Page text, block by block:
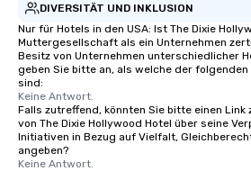
DIVERSITÄT UND INKLUSION
Nur für Hotels in den USA: Ist The Dixie
Muttergesellschaft als ein Unternehmen
Besitz von Unternehmen unterschiedlicher
geben Sie bitte an, als welche der
sind:
Keine Antwort.
Falls zutreffend, könnten Sie bitte einen
von The Dixie Hollywood Hotel über seine
Initiativen in Bezug auf Vielfalt,
angeben?
Keine Antwort.